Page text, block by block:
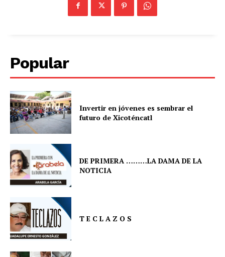
Popular
Invertir en jóvenes es sembrar el
futuro de Xicoténcatl
DE PRIMERA ………LA DAMA DE LA
NOTICIA
T E C L A Z O S